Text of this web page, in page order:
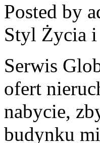
Posted by
Styl Życia i
Serwis
ofert
nabycie,
budynku